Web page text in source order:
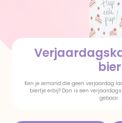
bier
Ken je iemand die geen verjaardag
biertje erbij? Dan is een
gebaar.